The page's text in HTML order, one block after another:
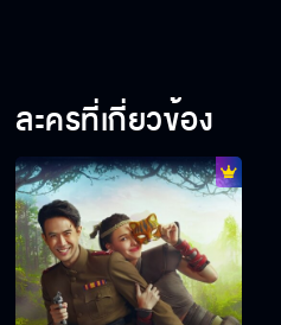
ละครที่เกี่ยวข้อง